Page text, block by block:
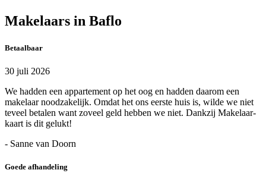
Makelaars in Baflo
Betaalbaar
30 juli 2026
We hadden een appartement op het oog en hadden daarom een
makelaar noodzakelijk. Omdat het ons eerste huis is, wilde we niet
teveel betalen want zoveel geld hebben we niet. Dankzij Makelaar-
kaart is dit gelukt!
- Sanne van Doorn
Goede afhandeling